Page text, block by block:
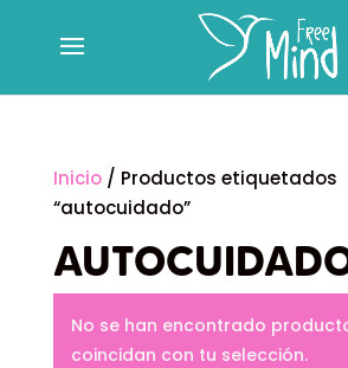
Inicio/ Productos etiquetados
“autocuidado”
No se han encontrado
coincidan con tu selección.